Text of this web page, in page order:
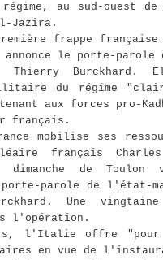
au sud-ouest de
Jazira.
première frappe
annonce le porte-
Thierry Burckhard.
du régime
aux forces pro-
français.
mobilise ses
français
dimanche de
porte-parole de l'état-
Une
l'opération.
l'Italie offre "pour
en vue de